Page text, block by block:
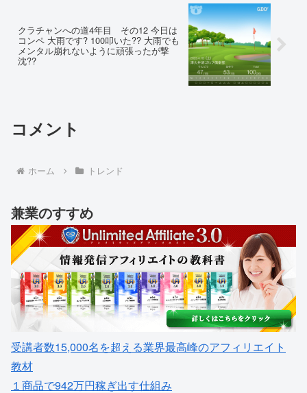
クラチャンへの道4年目 その12 今日は
コンペ 大雨です? 100叩いた?? 大雨でも
メンタル崩れないように頑張ったが撃
沈??
コメント
ホーム トレンド
兼業のすすめ
受講者数15,000名を超える業界最高峰のアフィリエイト
教材
１商品で942万円稼ぎ出す仕組み